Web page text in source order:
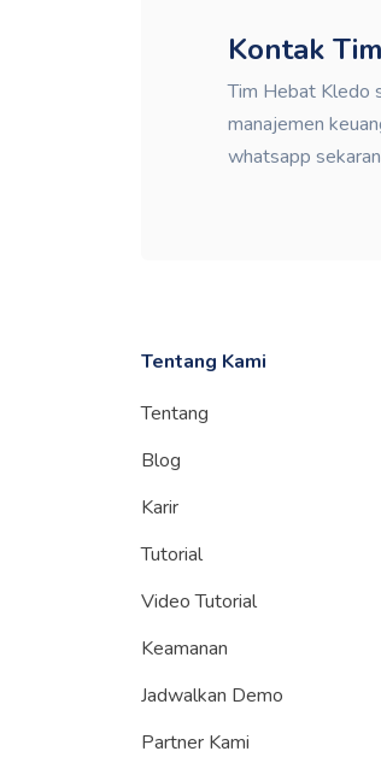
Kontak
Tim Hebat Kledo
manajemen
whatsapp
Tentang Kami
Tentang
Blog
Karir
Tutorial
Video Tutorial
Keamanan
Jadwalkan Demo
Partner Kami